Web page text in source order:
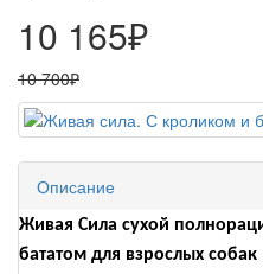
10 165₽
10 700₽
Описание
Живая Сила сухой
бататом для взрослых